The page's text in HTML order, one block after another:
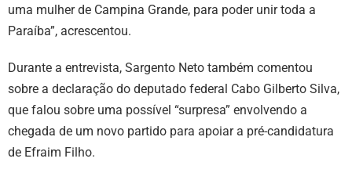
uma mulher de Campina Grande, para poder unir toda a
Paraíba”, acrescentou.
Durante a entrevista, Sargento Neto também comentou
sobre a declaração do deputado federal Cabo Gilberto Silva,
que falou sobre uma possível “surpresa” envolvendo a
chegada de um novo partido para apoiar a pré-candidatura
de Efraim Filho.